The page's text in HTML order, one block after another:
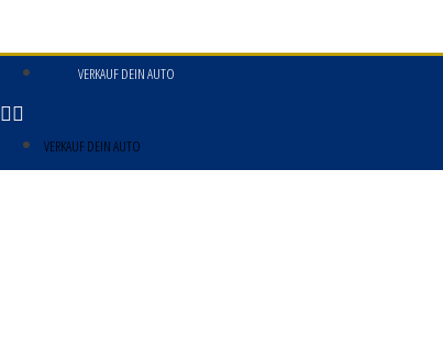
VERKAUF DEIN AUTO
VERKAUF DEIN AUTO